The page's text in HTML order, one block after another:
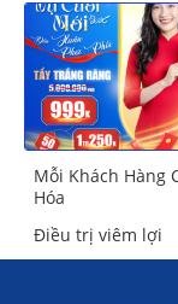
Mỗi Khách Hàng
Hóa
Điều trị viêm lợi